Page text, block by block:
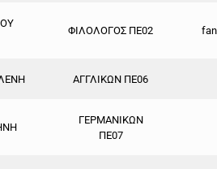
ΦΙΛΟΛΟΓΟΣ ΠΕ02
ΑΓΓΛΙΚΩΝ ΠΕ06
ΓΕΡΜΑΝΙΚΩΝ
ΠΕ07